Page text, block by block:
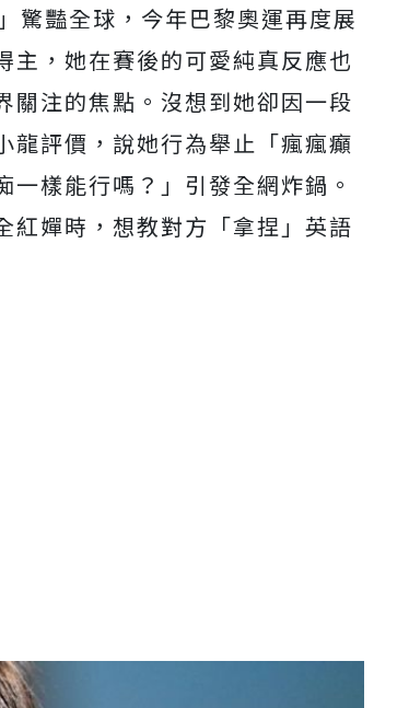
驚豔全球，今年巴黎奧運再度展
主，她在賽後的可愛純真反應也
關注的焦點。 沒想到她卻因一段
龍評價，說她行為舉止「瘋瘋癲
樣能行嗎？」引發全網炸鍋。
紅嬋時，想教對方「拿捏」英語